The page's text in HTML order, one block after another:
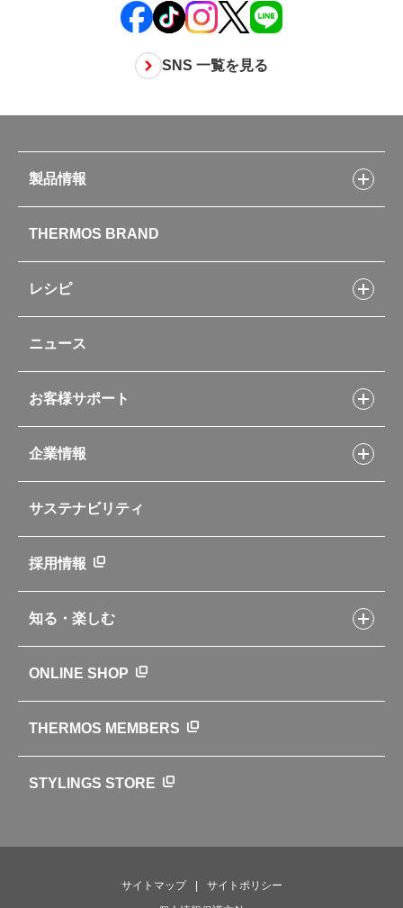
SNS 一覧を見る
製品情報
水筒
お弁当
キッチン用品
ポット・アイスペール
コーヒーメーカー
ソフトクーラー・バッグ
自転車専用ボトル
お手入れ用品
アパレル小物
新製品一覧
カタログ
THERMOS BRAND
レシピ
フライパンレシピ
シャトルシェフレシピ
スープジャーレシピ
イージースモーカーレシピ
レシピ本のご紹介
ニュース
お客様サポート
交換用部品の購入方法
部品の種類や販売状況を調べる
よくあるご質問・お問い合わせ
企業情報
企業理念
会社概要
ニュース
世界のサーモス
サーモスの歴史
サステナビリティ
採用情報
知る・楽しむ
クラブサーモス
WEBマガジン
お弁当にエールを込めて
ONLINE SHOP
THERMOS MEMBERS
STYLINGS STORE
サイトマップ
サイトポリシー